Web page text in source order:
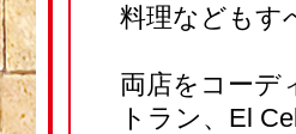
料理なども
両店をコーデ
トラン、El